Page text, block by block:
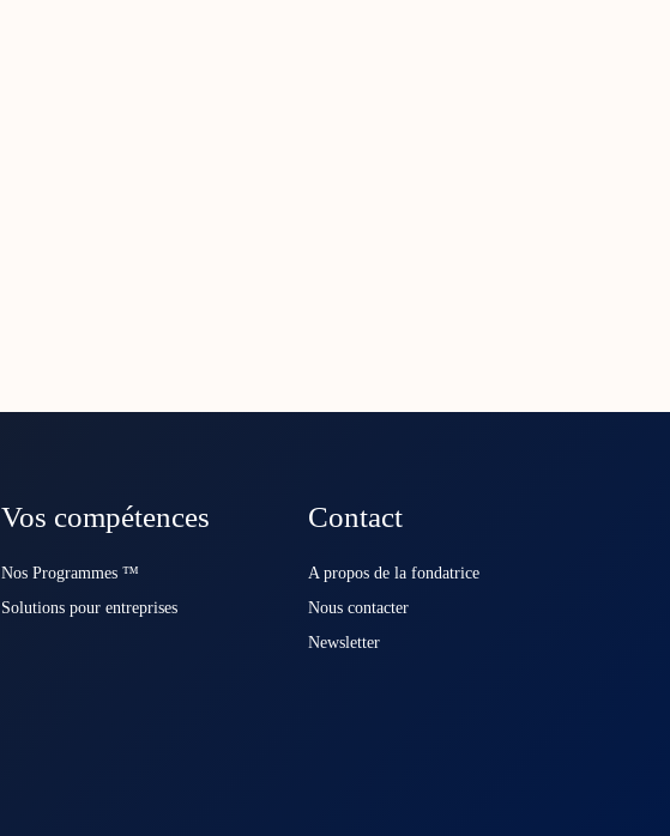
Vos compétences
Nos Programmes ™️
Solutions pour entreprises
Contact
A propos de la fondatrice
Nous contacter
Newsletter